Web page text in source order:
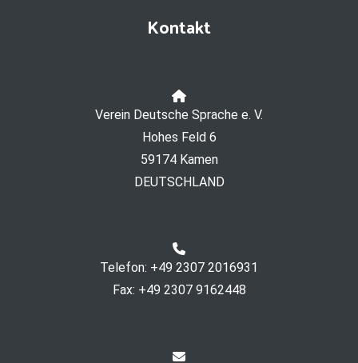
Kontakt
Verein Deutsche Sprache e. V.
Hohes Feld 6
59174 Kamen
DEUTSCHLAND
Telefon: +49 2307 2016931
Fax: +49 2307 9162448